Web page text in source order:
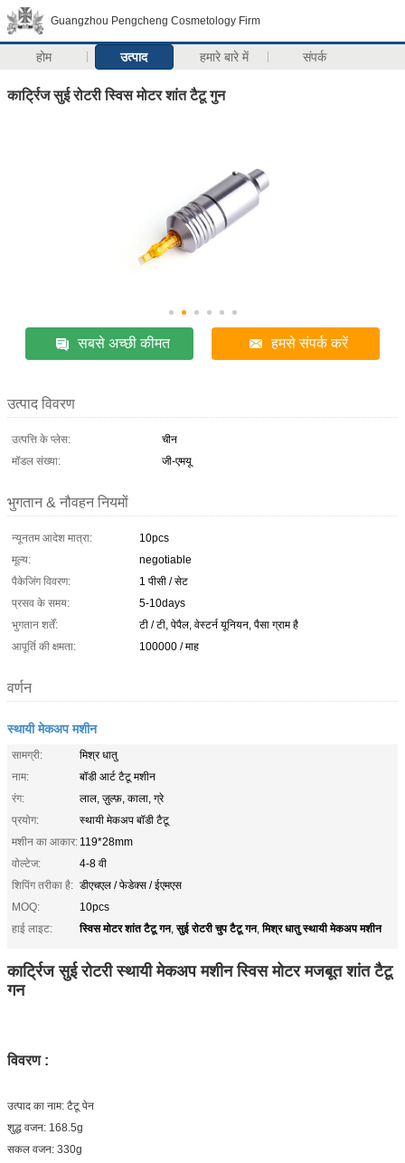
Guangzhou Pengcheng Cosmetology Firm
होम उत्पाद हमारे बारे में संपर्क
कार्ट्रिज सुई रोटरी स्विस मोटर शांत टैटू गुन
सबसे अच्छी कीमत हमसे संपर्क करें
उत्पाद विवरण
उत्पत्ति के प्लेस:
चीन
मॉडल संख्या:
जी-एमयू
भुगतान & नौवहन नियमों
न्यूनतम आदेश मात्रा:
10pcs
मूल्य:
negotiable
पैकेजिंग विवरण:
1 पीसी / सेट
प्रसव के समय:
5-10days
भुगतान शर्तें:
टी / टी, पेपैल, वेस्टर्न यूनियन, पैसा ग्राम है
आपूर्ति की क्षमता:
100000 / माह
वर्णन
स्थायी मेकअप मशीन
सामग्री:
मिश्र धातु
नाम:
बॉडी आर्ट टैटू मशीन
रंग:
लाल, ज़ुल्फ़, काला, ग्रे
प्रयोग:
स्थायी मेकअप बॉडी टैटू
मशीन का आकार: 119*28mm
वोल्टेज:
4-8 वी
शिपिंग तरीका है: डीएचएल / फेडेक्स / ईएमएस
MOQ:
10pcs
हाई लाइट:
स्विस मोटर शांत टैटू गन,सुई रोटरी चुप टैटू गन,मिश्र धातु स्थायी मेकअप मशीन
कार्ट्रिज सुई रोटरी स्थायी मेकअप मशीन स्विस मोटर मजबूत शांत टैटू
गन
विवरण :
उत्पाद का नाम: टैटू पेन
शुद्ध वजन: 168.5g
सकल वजन: 330g